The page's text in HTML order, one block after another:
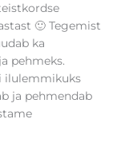
🙂 Tegemist
ka
pehmeks.
ilulemmikuks
ja pehmendab